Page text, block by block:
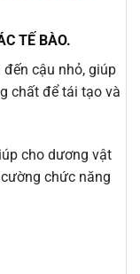
TẾ BÀO.
cậu nhỏ, giúp
chất để tái tạo và
cho dương vật
chức năng